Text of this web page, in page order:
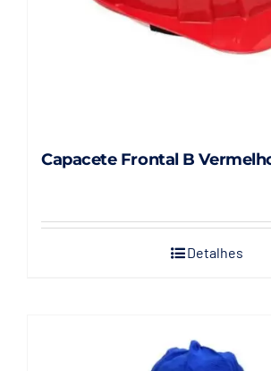
Capacete Frontal B
Detalhes